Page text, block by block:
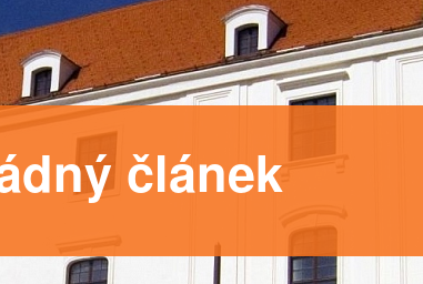
článek